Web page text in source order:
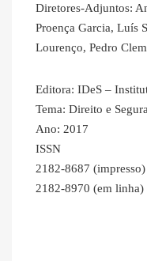
Diretores-Adjuntos:
Proença Garcia, Luís
Lourenço, Pedro
Editora: IDeS –
Tema: Direito e
Ano: 2017
ISSN
2182-8687 (impresso)
2182-8970 (em linha)